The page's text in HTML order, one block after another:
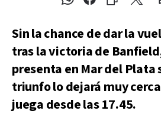
Sin la chance de dar la
tras la victoria de
presenta en Mar del Plata
triunfo lo dejará muy
juega desde las 17.45.